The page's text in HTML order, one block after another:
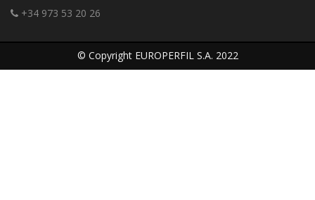
+34 973 53 20 26
© Copyright EUROPERFIL S.A. 2022